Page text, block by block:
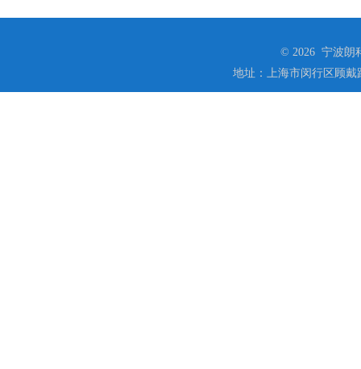
© 2026 宁波朗
地址：上海市闵行区顾